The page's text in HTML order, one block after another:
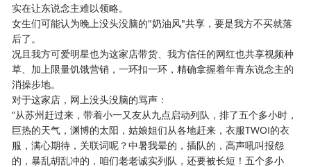
实在让东说念主难以领略。
女生们可能认为晚上没头没脑的"奶油风"共享，要是我方不买就落
后了。
况且我方可爱明星也为这家店带货、我方信任的网红也共享视频种
草、加上限量饥饿营销，一环扣一环，精确拿握着年青东说念主的
消操步地。
对于这家店，网上没头没脑的骂声：
“从苏州赶过来，带着小一又友从九点启动列队，排了五个多小时，
巨热的天气，渊博的太阳，姑娘姐们从各地赶来，衣服TWOI的衣
服，满心期待，关联词呢？中暑我晕的，插队的，高声吼叫报怨
的，暴乱胡乱冲的，咱们老老诚实列队，还要被长短！五个多小